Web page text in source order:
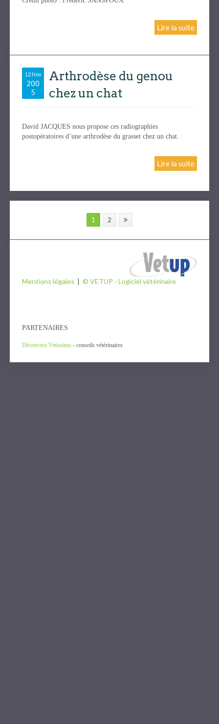
Lire la suite
12 Nov
200
5
Arthrodèse du genou
chez un chat
David JACQUES nous propose ces radiographies
postopératoires d’une arthrodèse du grasset chez un chat.
Lire la suite
1 2
Mentions légales | © VETUP - Logiciel vétérinaire
PARTENAIRES
Découvrez Vetissimo - conseils vétérinaires